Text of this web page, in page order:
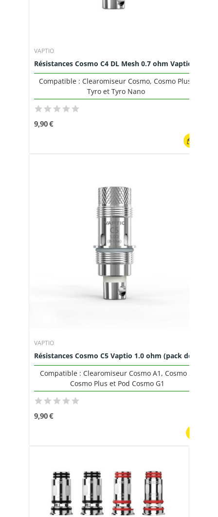
VAPTIO
Résistances Cosmo C4 DL Mesh 0.7 ohm Vaptio...
Compatible : Clearomiseur Cosmo, Cosmo Plus,
Tyro et Tyro Nano
9,90 €
VAPTIO
Résistances Cosmo C5 Vaptio 1.0 ohm (pack de 5)
Compatible : Clearomiseur Cosmo A1, Cosmo 2,
Cosmo Plus et Pod Cosmo G1
9,90 €